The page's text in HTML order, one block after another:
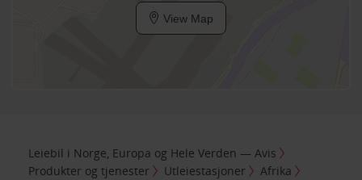
View Map
Leiebil i Norge, Europa og Hele Verden — Avis
Produkter og tjenester
Utleiestasjoner
Afrika